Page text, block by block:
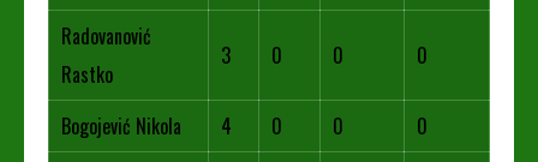
Radovanović
Rastko
3 0 0 0
Bogojević Nikola 4 0 0
0